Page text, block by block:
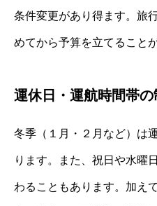
条件変更があり得ます。旅
めてから予算を立てること
運休日・運航時間帯
冬季（１月・２月など）は
ります。また、祝日や水曜
わることもあります。加え